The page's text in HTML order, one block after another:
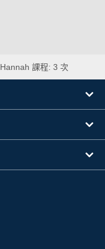
Hannah 課程: 3 次